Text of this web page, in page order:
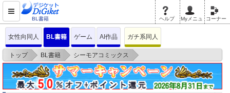
BL書籍 ヘルプ Myメニュ コーナー
女性向同人 BL書籍 ゲーム AI作品 ガチ系同人
トップ > BL書籍 > シーモアコミックス
>
ゼア・ノット・ゼア やり手オーナーのふしだら猫教育日記（フルカラー）
2